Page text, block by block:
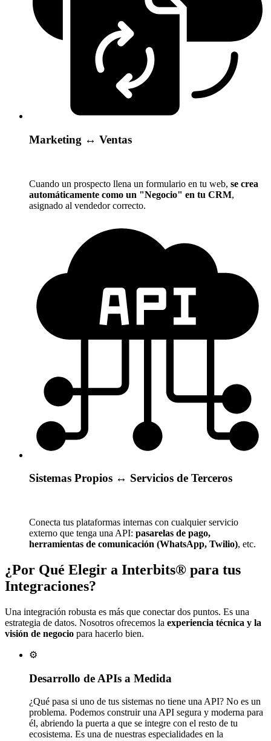
Marketing ↔️ Ventas
Cuando un prospecto llena un formulario en tu web, se crea
automáticamente como un "Negocio" en tu CRM,
asignado al vendedor correcto.
Sistemas Propios ↔️ Servicios de Terceros
Conecta tus plataformas internas con cualquier servicio
externo que tenga una API: pasarelas de pago,
herramientas de comunicación (WhatsApp, Twilio), etc.
¿Por Qué Elegir a Interbits® para tus
Integraciones?
Una integración robusta es más que conectar dos puntos. Es una
estrategia de datos. Nosotros ofrecemos la experiencia técnica y la
visión de negocio para hacerlo bien.
⚙️
Desarrollo de APIs a Medida
¿Qué pasa si uno de tus sistemas no tiene una API? No es un
problema. Podemos construir una API segura y moderna para
él, abriendo la puerta a que se integre con el resto de tu
ecosistema. Es una de nuestras especialidades en la